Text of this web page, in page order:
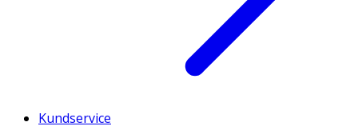
Kundservice